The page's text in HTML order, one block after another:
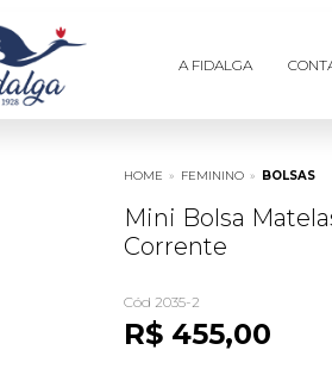
A FIDALGA
HOME » FEMININO » BOLSAS
Mini Bolsa
Corrente
Cód 2035-2
R$ 455,00